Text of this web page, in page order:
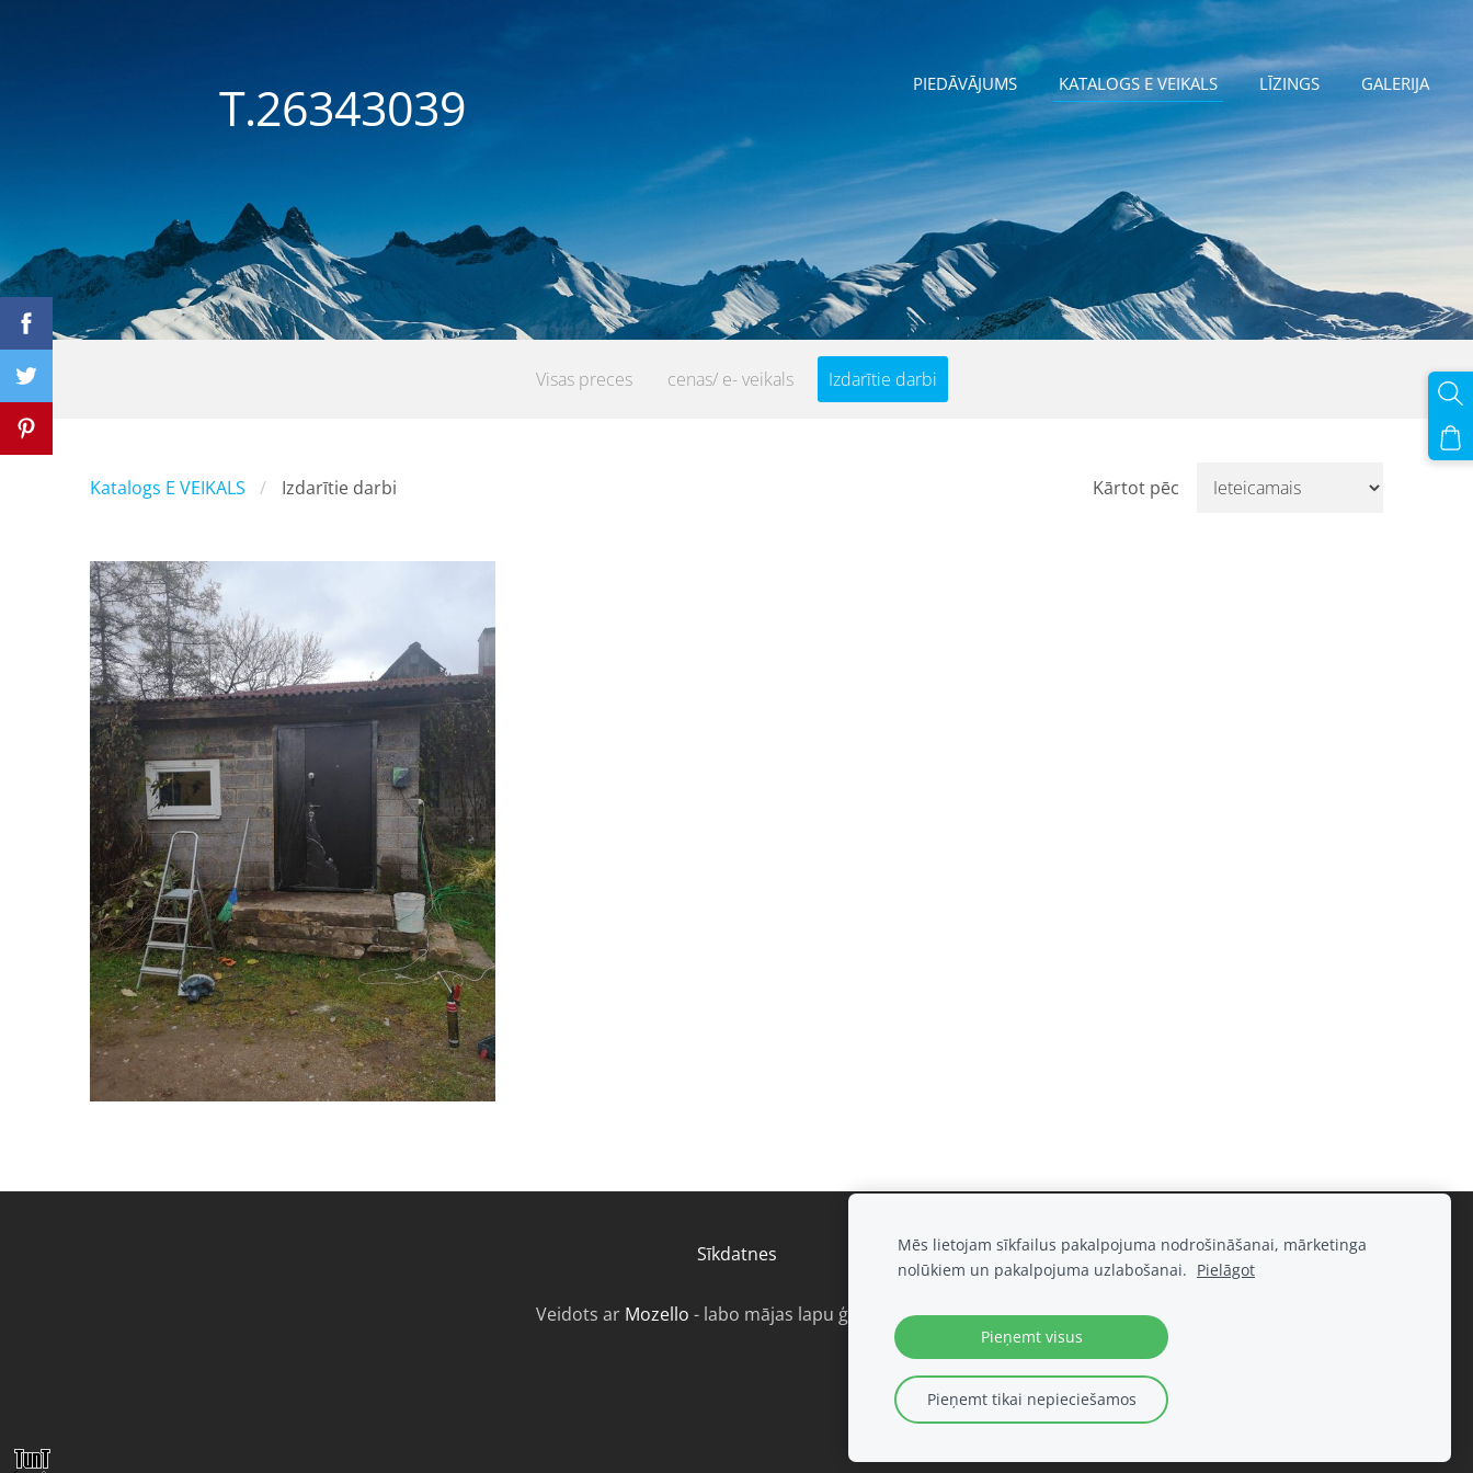
T.26343039 PIEDĀVĀJUMS KATALOGS E VEIKALS LĪZINGS GALERIJA
Visas preces cenas/ e- veikals Izdarītie darbi
Katalogs E VEIKALS Izdarītie darbi Kārtot pēc
Sīkdatnes
Veidots ar Mozello - labo mājas lapu ģeneratoru.
Mēs lietojam sīkfailus pakalpojuma nodrošināšanai, mārketinga
nolūkiem un pakalpojuma uzlabošanai. Pielāgot
Pieņemt visus
Pieņemt tikai nepieciešamos